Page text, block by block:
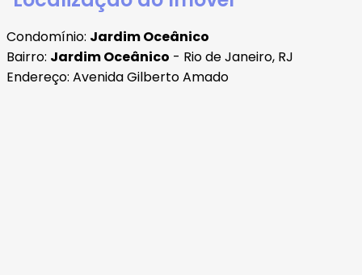
Condomínio: Jardim Oceânico
Bairro: Jardim Oceânico - Rio de Janeiro, RJ
Endereço: Avenida Gilberto Amado